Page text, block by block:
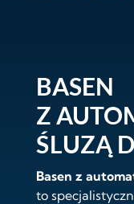
BASEN
Z
ŚLUZĄ
Basen z
to